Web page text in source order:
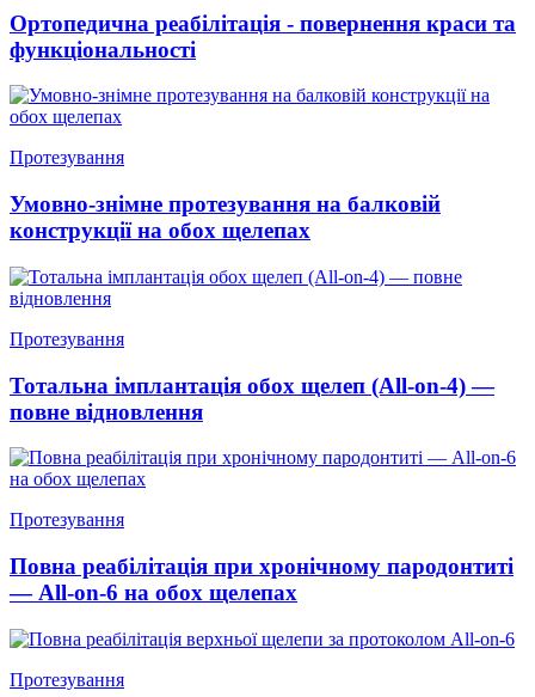
Ортопедична реабілітація - повернення краси та
функціональності
Протезування
Умовно-знімне протезування на балковій
конструкції на обох щелепах
Протезування
Тотальна імплантація обох щелеп (All-on-4) —
повне відновлення
Протезування
Повна реабілітація при хронічному пародонтиті
— All-on-6 на обох щелепах
Протезування